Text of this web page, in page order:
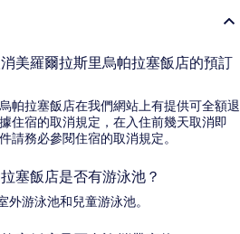
美羅爾拉斯里烏帕拉塞飯店的預訂
帕拉塞飯店在我們網站上有提供可全額退
住宿的取消規定，在入住前幾天取消即
請務必參閱住宿的取消規定。
塞飯店是否有游泳池？
外游泳池和兒童游泳池。